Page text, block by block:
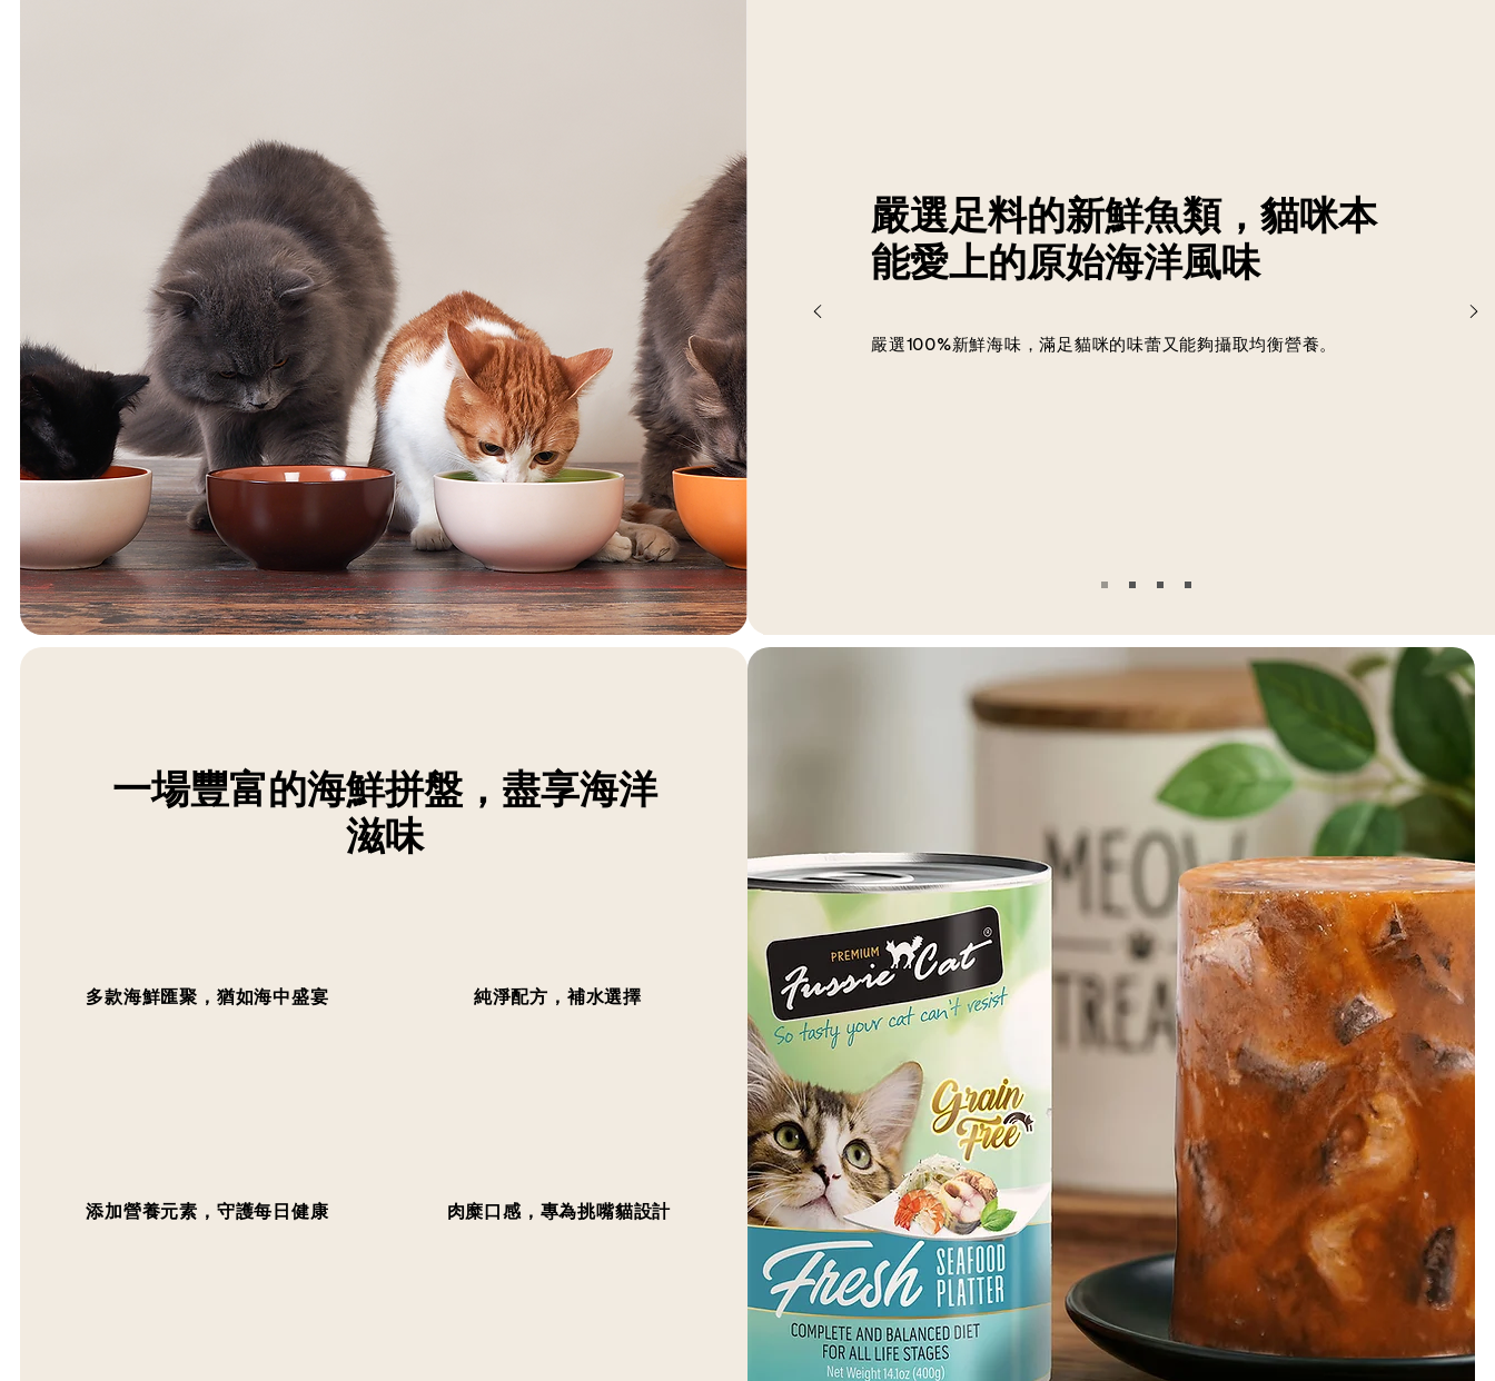
嚴選足料的新鮮魚類，貓咪本
能愛上的原始海洋風味
嚴選100%新鮮海味，滿足貓咪的味蕾又能夠攝取均衡營養。
一場豐富的海鮮拼盤，盡享海洋
滋味
多款海鮮匯聚，猶如海中盛宴 純淨配方，補水選擇
添加營養元素，守護每日健康 肉糜口感，專為挑嘴貓設計